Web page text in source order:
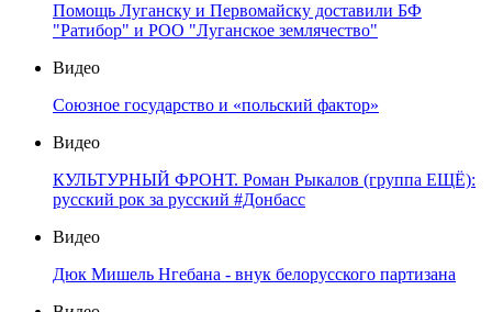
Помощь Луганску и Первомайску доставили БФ
"Ратибор" и РОО "Луганское землячество"
Видео
Союзное государство и «польский фактор»
Видео
КУЛЬТУРНЫЙ ФРОНТ. Роман Рыкалов (группа ЕЩЁ):
русский рок за русский #Донбасс
Видео
Дюк Мишель Нгебана - внук белорусского партизана